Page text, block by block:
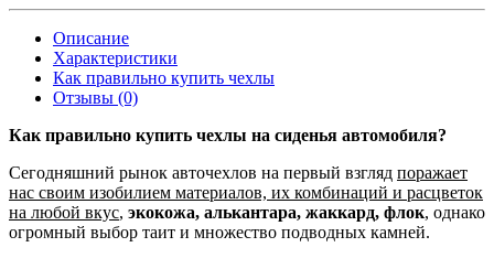
Описание
Характеристики
Как правильно купить чехлы
Отзывы (0)
Как правильно купить чехлы на сиденья автомобиля?
Сегодняшний рынок авточехлов на первый взгляд поражает
нас своим изобилием материалов, их комбинаций и расцветок
на любой вкус, экокожа, алькантара, жаккард, флок, однако
огромный выбор таит и множество подводных камней.